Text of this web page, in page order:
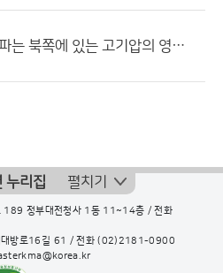
현재 태풍무이파는 북쪽에 있는 고기압의 영향으로...
누리집 펼치기
189 정부대전청사 1동 11~14층 / 전화
대방로16길 61 / 전화(02)2181-0900